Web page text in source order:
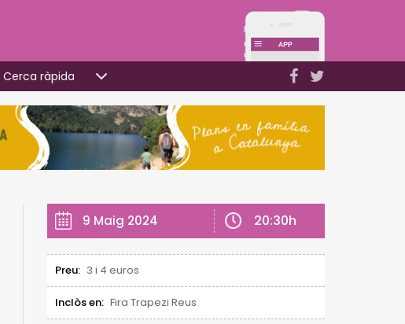
Cerca ràpida
9 Maig 2024 20:30h
Preu: 3 i 4 euros
Inclòs en: Fira Trapezi Reus